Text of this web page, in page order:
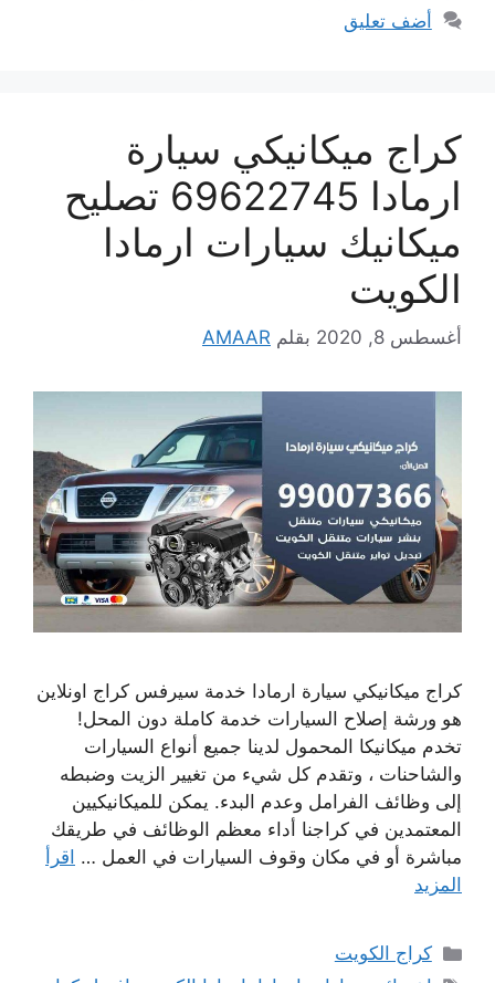
أضف تعليق
كراج ميكانيكي سيارة
ارمادا 69622745 تصليح
ميكانيك سيارات ارمادا
الكويت
أغسطس 8, 2020 بقلم AMAAR
كراج ميكانيكي سيارة ارمادا خدمة سيرفس كراج اونلاين
هو ورشة إصلاح السيارات خدمة كاملة دون المحل!
تخدم ميكانيكا المحمول لدينا جميع أنواع السيارات
والشاحنات ، وتقدم كل شيء من تغيير الزيت وضبطه
إلى وظائف الفرامل وعدم البدء. يمكن للميكانيكيين
المعتمدين في كراجنا أداء معظم الوظائف في طريقك
مباشرة أو في مكان وقوف السيارات في العمل … اقرأ
المزيد
التصنيفات
كراج الكويت